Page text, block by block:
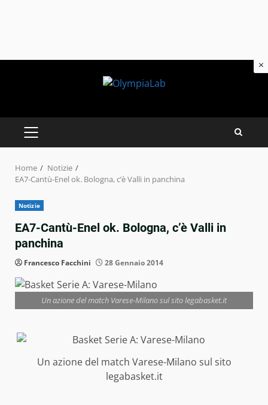
PRIMARY
MENU
Home
Notizie
EA7-Cantù-Enel ok. Bologna, c’è Valli in panchina
Notizie
EA7-Cantù-Enel ok. Bologna, c’è Valli in
panchina
Francesco Facchini 28 Gennaio 2014
Un azione del match Varese-Milano sul sito legabasket.it
Un azione del match Varese-Milano sul sito
legabasket.it
×